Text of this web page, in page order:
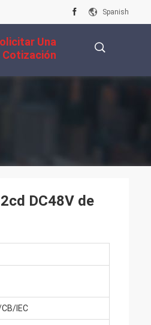
Spanish
Una
Cotización
DC48V de
IEC